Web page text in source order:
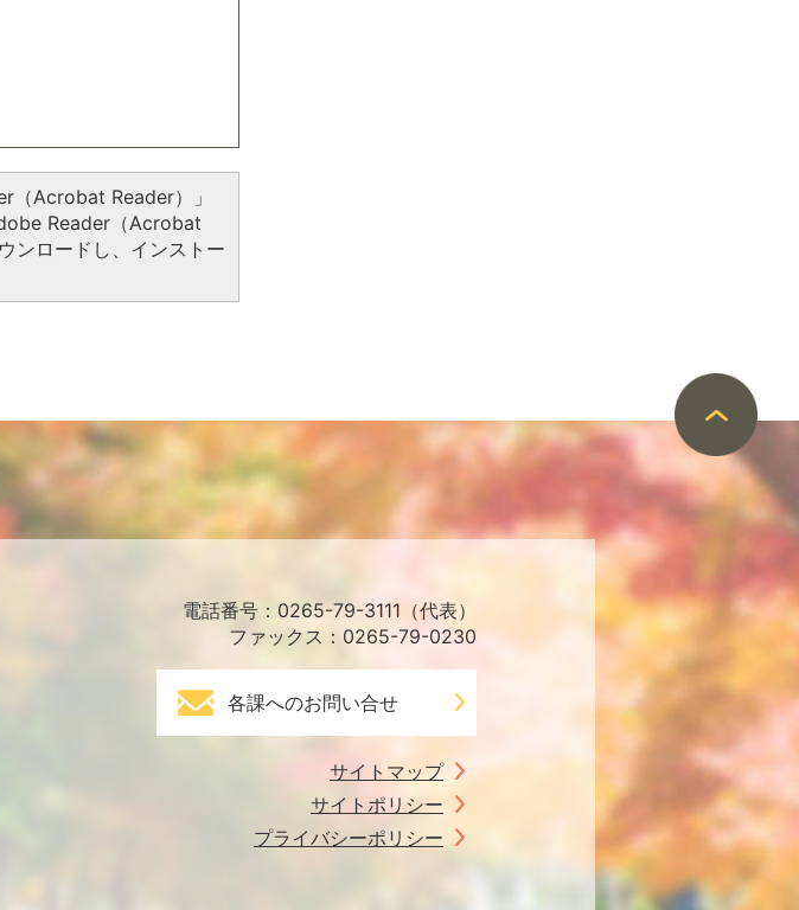
（Acrobat Reader）」
Reader（Acrobat
ンロードし、インストー
電話番号：0265-79-3111（代表）
ファックス：0265-79-0230
各課へのお問い合せ
サイトマップ
サイトポリシー
プライバシーポリシー